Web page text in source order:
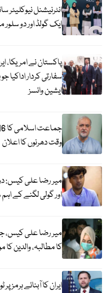
ایک گولڈ اور دو
پاکستان نے امریکا،
سفارتی کردار اداکیا
ایشین وائسز
وقت دھرنوں کا اعلان
میر رضا علی کیس:
اور گولی لگنے کے
میر رضا علی کیس،
کا مطالبہ، والدین کا
ایران کا آبنائے ہرمز